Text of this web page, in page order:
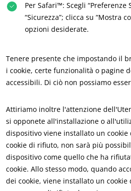
Per Safari™: Scegli “Preferenze
“Sicurezza”; clicca su “Mostra
opzioni desiderate.
Tenere presente che impostando il
i cookie, certe funzionalità o pagine
accessibili. Di ciò non possiamo
Attiriamo inoltre l'attenzione
si opponete all'installazione o
dispositivo viene installato un
cookie di rifiuto, non sarà più
dispositivo come quello che ha
cookie. Allo stesso modo, quando
dei cookie, viene installato un cookie